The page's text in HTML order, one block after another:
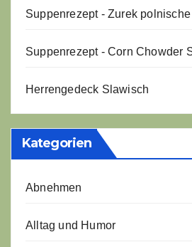
Suppenrezept - Zurek
Suppenrezept - Corn Chowder
Herrengedeck Slawisch
Kategorien
Abnehmen
Alltag und Humor